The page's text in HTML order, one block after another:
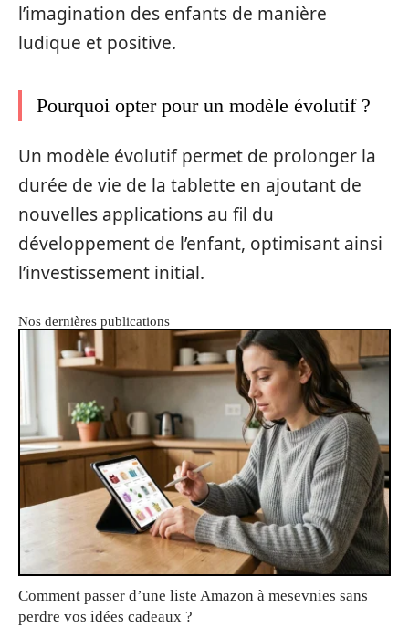
l’imagination des enfants de manière
ludique et positive.
Pourquoi opter pour un modèle évolutif ?
Un modèle évolutif permet de prolonger la
durée de vie de la tablette en ajoutant de
nouvelles applications au fil du
développement de l’enfant, optimisant ainsi
l’investissement initial.
Nos dernières publications
Comment passer d’une liste Amazon à mesevnies sans
perdre vos idées cadeaux ?